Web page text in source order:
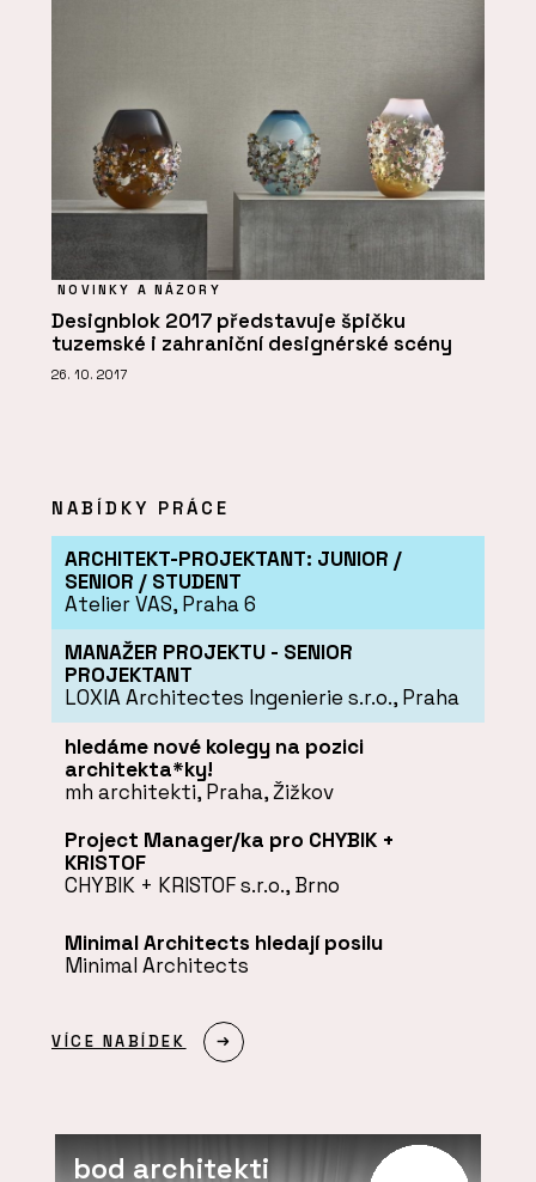
NOVINKY A NÁZORY
Designblok 2017 představuje špičku
tuzemské i zahraniční designérské scény
26. 10. 2017
NABÍDKY PRÁCE
ARCHITEKT-PROJEKTANT: JUNIOR /
SENIOR / STUDENT
Atelier VAS, Praha 6
MANAŽER PROJEKTU - SENIOR
PROJEKTANT
LOXIA Architectes Ingenierie s.r.o., Praha
hledáme nové kolegy na pozici
architekta*ky!
mh architekti, Praha, Žižkov
Project Manager/ka pro CHYBIK +
KRISTOF
CHYBIK + KRISTOF s.r.o., Brno
Minimal Architects hledají posilu
Minimal Architects
VÍCE NABÍDEK
bod architekti